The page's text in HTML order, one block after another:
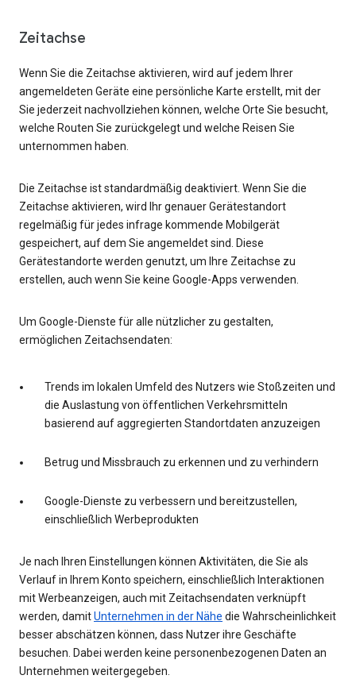
Zeitachse
Wenn Sie die Zeitachse aktivieren, wird auf jedem Ihrer
angemeldeten Geräte eine persönliche Karte erstellt, mit der
Sie jederzeit nachvollziehen können, welche Orte Sie besucht,
welche Routen Sie zurückgelegt und welche Reisen Sie
unternommen haben.
Die Zeitachse ist standardmäßig deaktiviert. Wenn Sie die
Zeitachse aktivieren, wird Ihr genauer Gerätestandort
regelmäßig für jedes infrage kommende Mobilgerät
gespeichert, auf dem Sie angemeldet sind. Diese
Gerätestandorte werden genutzt, um Ihre Zeitachse zu
erstellen, auch wenn Sie keine Google-Apps verwenden.
Um Google-Dienste für alle nützlicher zu gestalten,
ermöglichen Zeitachsendaten:
Trends im lokalen Umfeld des Nutzers wie Stoßzeiten und
die Auslastung von öffentlichen Verkehrsmitteln
basierend auf aggregierten Standortdaten anzuzeigen
Betrug und Missbrauch zu erkennen und zu verhindern
Google-Dienste zu verbessern und bereitzustellen,
einschließlich Werbeprodukten
Je nach Ihren Einstellungen können Aktivitäten, die Sie als
Verlauf in Ihrem Konto speichern, einschließlich Interaktionen
mit Werbeanzeigen, auch mit Zeitachsendaten verknüpft
werden, damitUnternehmen in der Nähe die Wahrscheinlichkeit
besser abschätzen können, dass Nutzer ihre Geschäfte
besuchen. Dabei werden keine personenbezogenen Daten an
Unternehmen weitergegeben.